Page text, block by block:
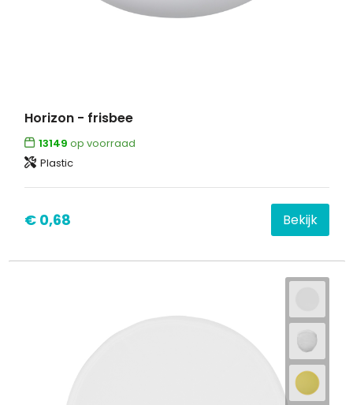
Horizon - frisbee
13149 op voorraad
Plastic
€ 0,68 Bekijk